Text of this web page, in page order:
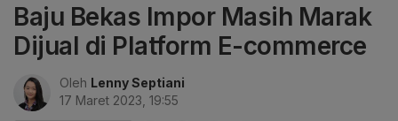
Baju Bekas Impor Masih Marak
Dijual di Platform E-commerce
Oleh Lenny Septiani
17 Maret 2023, 19:55